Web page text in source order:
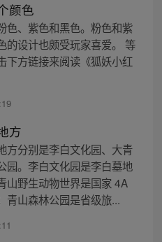
颜色
色、紫色和黑色。粉色和紫
的设计也颇受玩家喜爱。 等
下方链接来阅读《狐妖小红
方
方分别是李白文化园、大青
园。李白文化园是李白墓地
山野生动物世界是国家 4A
青山森林公园是省级旅...